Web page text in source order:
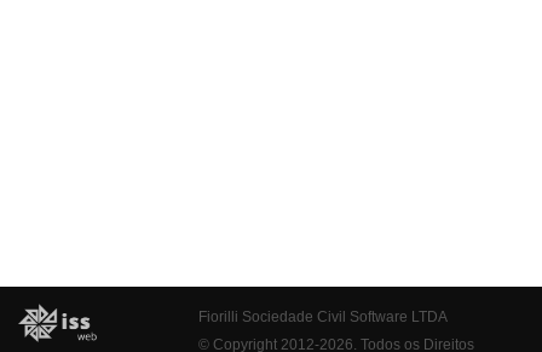
Fiorilli Sociedade Civil Software LTDA
© Copyright 2012-2026. Todos os Direitos